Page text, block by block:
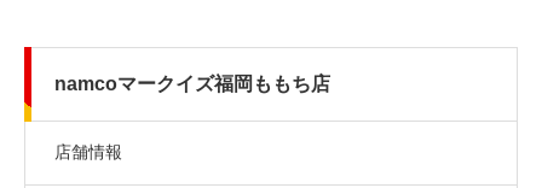
namcoマークイズ福岡ももち店
店舗情報